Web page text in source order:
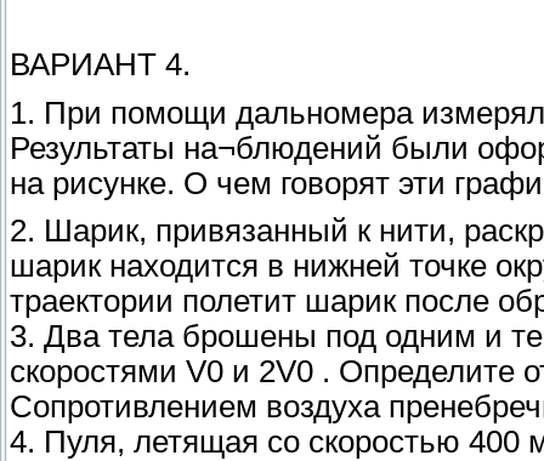
ВАРИАНТ 4.
1. При помощи дальномера
Результаты на¬блюдений были
на рисунке. О чем говорят эти
2. Шарик, привязанный к нити,
шарик находится в нижней точке
траектории полетит шарик после
3. Два тела брошены под одним и
скоростями V0 и 2V0 . Определите
Сопротивлением воздуха
4. Пуля, летящая со скоростью 400